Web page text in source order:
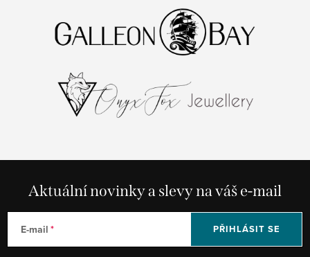
Aktuální novinky a slevy na váš e-mail
E-mail PŘIHLÁSIT SE